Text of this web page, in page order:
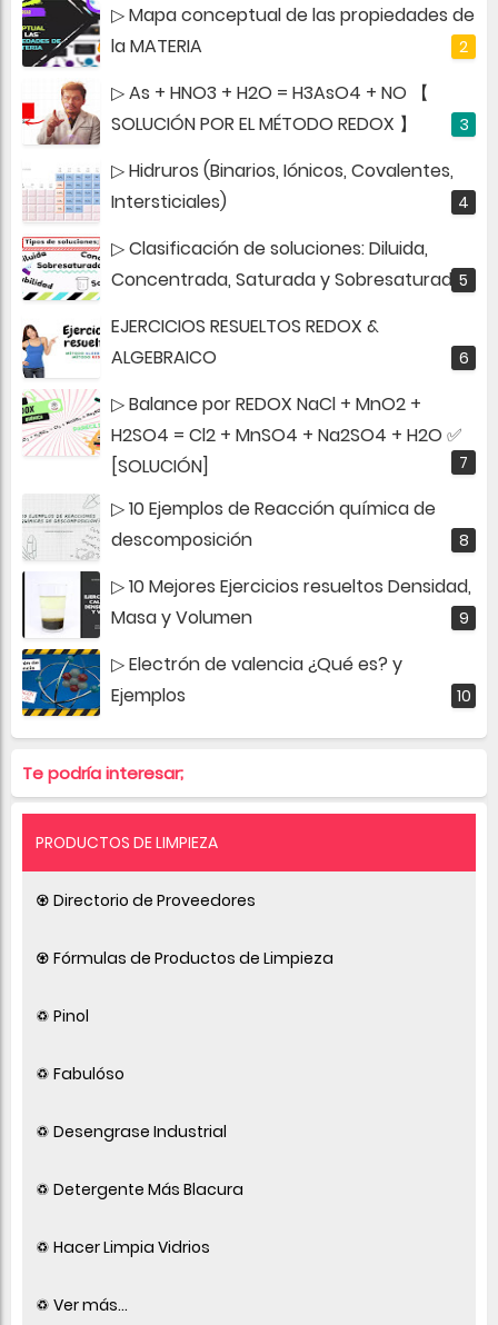
▷ Mapa conceptual de las propiedades de
la MATERIA
▷ As + HNO3 + H2O = H3AsO4 + NO 【
SOLUCIÓN POR EL MÉTODO REDOX 】
▷ Hidruros (Binarios, Iónicos, Covalentes,
Intersticiales)
▷ Clasificación de soluciones: Diluida,
Concentrada, Saturada y Sobresaturada
EJERCICIOS RESUELTOS REDOX &
ALGEBRAICO
▷ Balance por REDOX NaCl + MnO2 +
H2SO4 = Cl2 + MnSO4 + Na2SO4 + H2O ✅
[SOLUCIÓN]
▷ 10 Ejemplos de Reacción química de
descomposición
▷ 10 Mejores Ejercicios resueltos Densidad,
Masa y Volumen
▷ Electrón de valencia ¿Qué es? y
Ejemplos
Te podría interesar;
PRODUCTOS DE LIMPIEZA
♼ Directorio de Proveedores
♼ Fórmulas de Productos de Limpieza
♽ Pinol
♽ Fabulóso
♽ Desengrase Industrial
♽ Detergente Más Blacura
♽ Hacer Limpia Vidrios
♽ Ver más...